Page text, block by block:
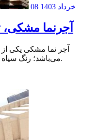
08 خرداد 1403
آجرنما مشکی،
آجر نما مشکی یکی از
می‌باشد؛ رنگ سیاه نمادی از زیبایی، قدرت و اعتبار است.